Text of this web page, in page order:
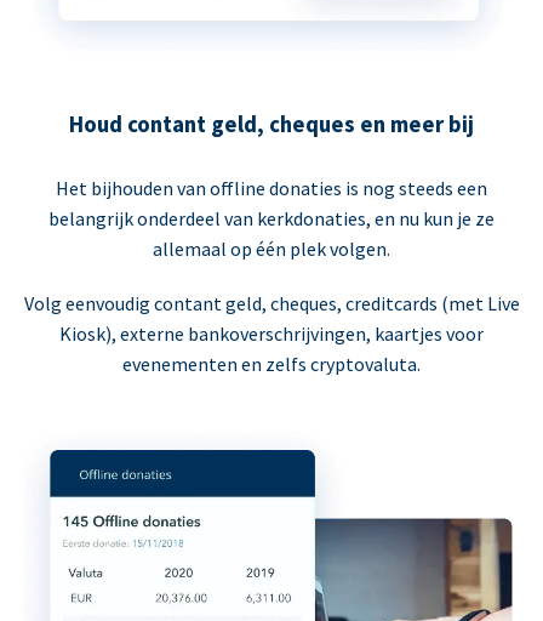
Houd contant geld, cheques en meer bij
Het bijhouden van offline donaties is nog steeds een
belangrijk onderdeel van kerkdonaties, en nu kun je ze
allemaal op één plek volgen.
Volg eenvoudig contant geld, cheques, creditcards (met Live
Kiosk), externe bankoverschrijvingen, kaartjes voor
evenementen en zelfs cryptovaluta.